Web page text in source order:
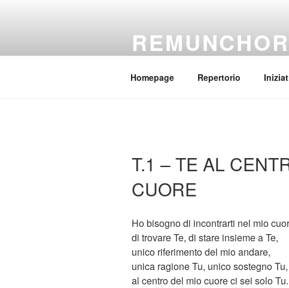
Homepage Repertorio
T.1 – TE AL
CUORE
Ho bisogno di incontrarti nel mio
di trovare Te, di stare insieme a Te,
unico riferimento del mio andare,
unica ragione Tu, unico sostegno Tu,
al centro del mio cuore ci sei solo Tu.